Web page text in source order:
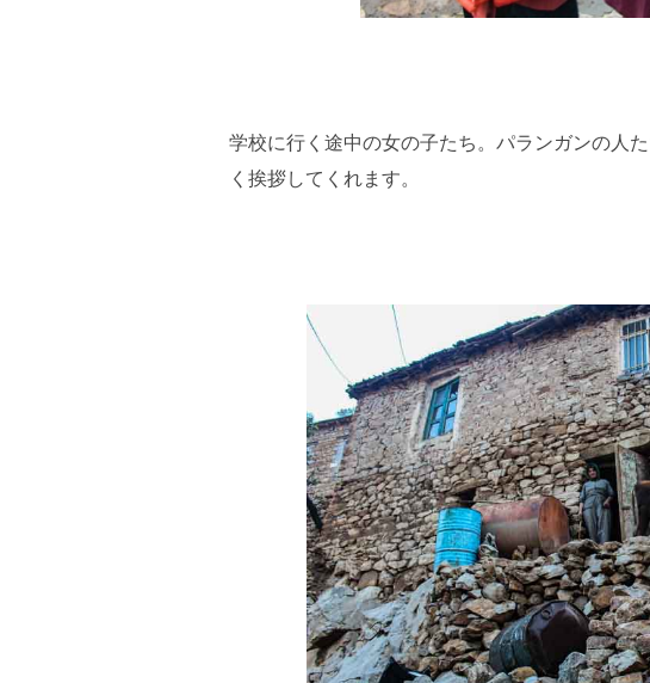
学校に行く途中の女の子たち。パランガンの人
く挨拶してくれます。